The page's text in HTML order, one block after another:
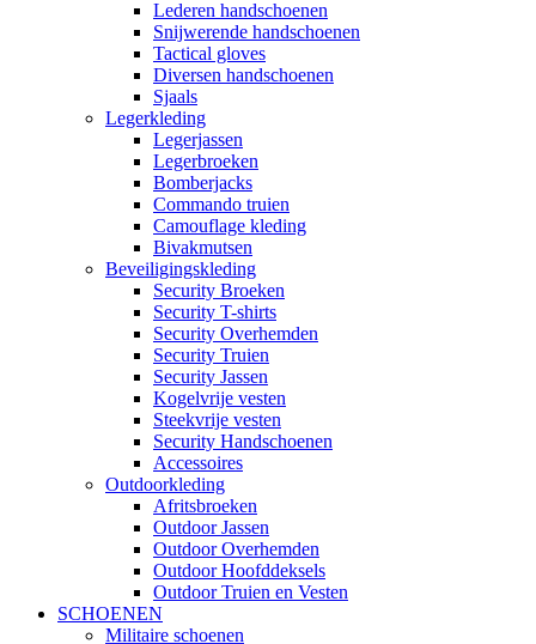
Lederen handschoenen
Snijwerende handschoenen
Tactical gloves
Diversen handschoenen
Sjaals
Legerkleding
Legerjassen
Legerbroeken
Bomberjacks
Commando truien
Camouflage kleding
Bivakmutsen
Beveiligingskleding
Security Broeken
Security T-shirts
Security Overhemden
Security Truien
Security Jassen
Kogelvrije vesten
Steekvrije vesten
Security Handschoenen
Accessoires
Outdoorkleding
Afritsbroeken
Outdoor Jassen
Outdoor Overhemden
Outdoor Hoofddeksels
Outdoor Truien en Vesten
SCHOENEN
Militaire schoenen